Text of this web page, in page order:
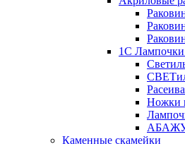
1С Лампочки
Ножки
Каменные скамейки